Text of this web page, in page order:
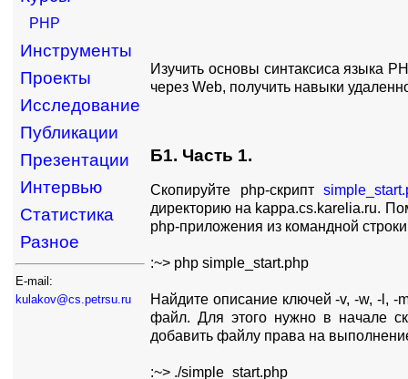
PHP
Инструменты
Проекты
Исследование
Публикации
Презентации
Интервью
Статистика
Разное
E-mail:
kulakov@cs.petrsu.ru
Изучить основы синтаксиса языка
через Web, получить навыки
Б1. Часть 1.
Скопируйте php-скрипт
директорию на kappa.cs.karelia.ru.
php-приложения из командной
:~> php simple_start.php
Найдите описание ключей -v, -w, -l,
файл. Для этого нужно в начале
добавить файлу права на
:~> ./simple_start.php